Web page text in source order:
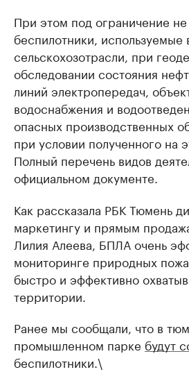
При этом под ограничение
беспилотники, используемые
сельскохозотрасли, при
обследовании состояния
линий электропередач,
водоснабжения и
опасных производственных
при условии полученного на
Полный перечень видов
официальном документе.
Как рассказала РБК Тюмень
маркетингу и прямым
Лилия Алеева, БПЛА очень
мониторинге природных
быстро и эффективно
территории.
Ранее мы сообщали, что в
промышленном парке будут
беспилотники.\